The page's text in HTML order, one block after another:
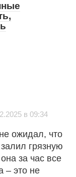
в 09:34
ожидал, что
грязную
за час все
– это не